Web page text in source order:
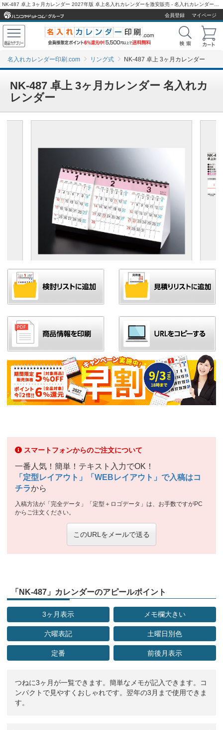
会員登録
マイページ
名入れカレンダー印刷.com リング式 NK-487 卓上 3ヶ月カレンダー
NK-487 卓上 3ヶ月カレンダー 名入れカ
レンダー
スマートフォンからのご注文について
一番人気！簡単！テキスト入力でOK！
「定型レイアウト」「WEBレイアウト」で入稿はコ
チラから
入稿方法が「完全データ」「定型＋ロゴデータ」は、お手数ですがPC
からご注文ください。
このURLをメールで送る
「NK-487」カレンダーのアピールポイント
3ヶ月表示 メモ欄大きい
六曜表記 土曜日別色
定番 前後月表示
つねに3ヶ月が一覧できます。簡単なメモが記入できます。コ
ンパクトで見やすくおしゃれです。翌年の3月まで使用できま
す。